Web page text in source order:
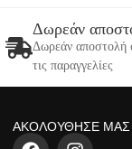
Δωρεάν
Δωρεάν αποστολή
τις παραγγελίες
ΑΚΟΛΟΥΘΗΣΕ ΜΑΣ